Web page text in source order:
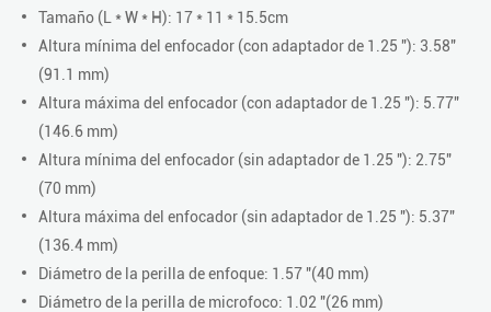
Tamaño (L * W * H): 17 * 11 * 15.5cm
Altura mínima del enfocador (con adaptador de 1.25 "): 3.58"
(91.1 mm)
Altura máxima del enfocador (con adaptador de 1.25 "): 5.77"
(146.6 mm)
Altura mínima del enfocador (sin adaptador de 1.25 "): 2.75"
(70 mm)
Altura máxima del enfocador (sin adaptador de 1.25 "): 5.37"
(136.4 mm)
Diámetro de la perilla de enfoque: 1.57 "(40 mm)
Diámetro de la perilla de microfoco: 1.02 "(26 mm)